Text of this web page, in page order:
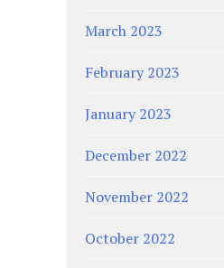
March 2023
February 2023
January 2023
December 2022
November 2022
October 2022